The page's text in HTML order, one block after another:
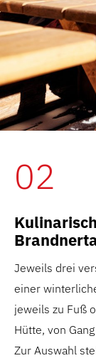
02
Jeweils drei
einer
jeweils zu Fuß
Hütte, von
Zur Auswahl